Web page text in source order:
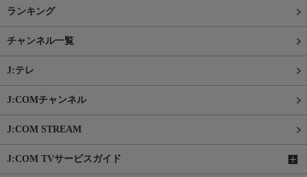
ランキング
チャンネル一覧
J:テレ
J:COMチャンネル
J:COM STREAM
J:COM TVサービスガイド